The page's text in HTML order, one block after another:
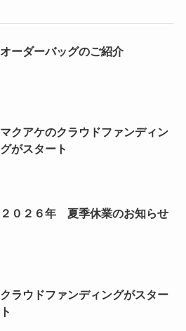
オーダーバッグのご紹介
マクアケのクラウドファンディン
グがスタート
２０２６年 夏季休業のお知らせ
クラウドファンディングがスター
ト